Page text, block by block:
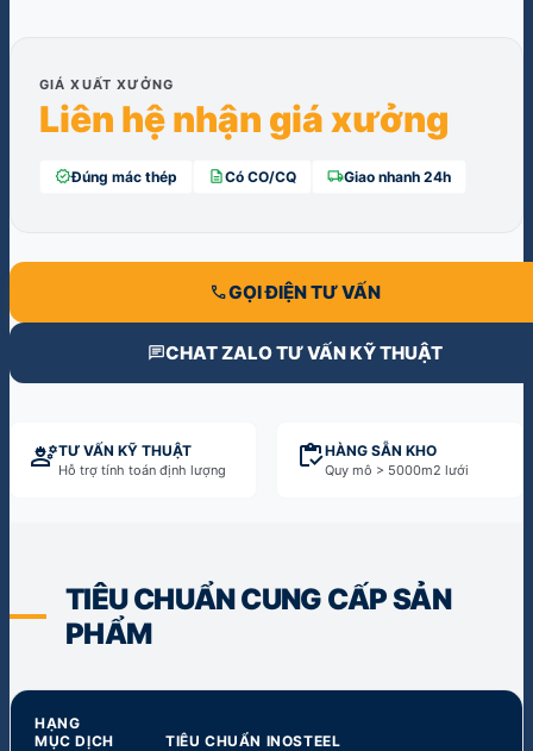
GIÁ XUẤT XƯỞNG
Liên hệ nhận giá xưởng
verifiedĐúng mác thép descriptionCó CO/CQ local_shippingGiao nhanh 24h
callGỌI ĐIỆN TƯ VẤN
chatCHAT ZALO TƯ VẤN KỸ THUẬT
engineeringTƯ VẤN KỸ THUẬT
Hỗ trợ tính toán định lượng inventoryHÀNG SẴN KHO
Quy mô > 5000m2 lưới
TIÊU CHUẨN CUNG CẤP SẢN
PHẨM
HẠNG
MỤC DỊCH
TIÊU CHUẨN INOSTEEL